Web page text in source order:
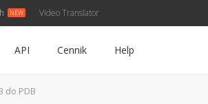
Video Translator
API Cennik Help
do PDB